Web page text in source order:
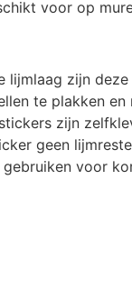
voor op
lijmlaag zijn
te plakken en
zijn
geen
voor